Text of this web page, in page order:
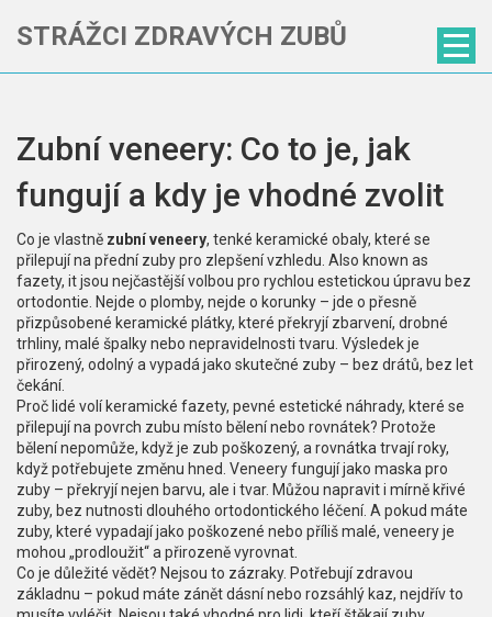
STRÁŽCI ZDRAVÝCH ZUBŮ
Zubní veneery: Co to je, jak
fungují a kdy je vhodné zvolit
Co je vlastně zubní veneery, tenké keramické obaly, které se
přilepují na přední zuby pro zlepšení vzhledu . Also known as
fazety, itjsou nejčastější volbou pro rychlou estetickou úpravu bez
ortodontie Nejde o plomby, nejde o korunky – jde o přesně
přizpůsobené keramické plátky, které překryjí zbarvení, drobné
trhliny, malé špalky nebo nepravidelnosti tvaru. Výsledek je
přirozený, odolný a vypadá jako skutečné zuby – bez drátů, bez let
čekání.
Proč lidé volí keramické fazety, pevné estetické náhrady, které se
přilepují na povrch zubu místo bělení nebo rovnátek? Protože
bělení nepomůže, když je zub poškozený, a rovnátka trvají roky,
když potřebujete změnu hned. Veneery fungují jako maska pro
zuby – překryjí nejen barvu, ale i tvar. Můžou napravit i mírně křivé
zuby, bez nutnosti dlouhého ortodontického léčení. A pokud máte
zuby, které vypadají jako poškozené nebo příliš malé, veneery je
mohou „prodloužit“ a přirozeně vyrovnat.
Co je důležité vědět? Nejsou to zázraky. Potřebují zdravou
základnu – pokud máte zánět dásní nebo rozsáhlý kaz, nejdřív to